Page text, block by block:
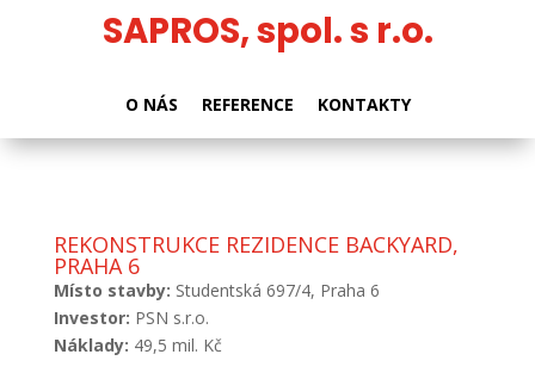
SAPROS, spol. s r.o.
O NÁS REFERENCE KONTAKTY
REKONSTRUKCE REZIDENCE BACKYARD,
PRAHA 6
Místo stavby: Studentská 697/4, Praha 6
Investor: PSN s.r.o.
Náklady: 49,5 mil. Kč